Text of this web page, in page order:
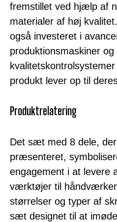
fremstillet ved hjælp af
materialer af høj
også investeret i
produktionsmaskiner og
produkt lever op til
Produktrelatering
Det sæt med 8 dele,
præsenteret,
engagement i at levere
værktøjer til
størrelser og typer af
sæt designet til at